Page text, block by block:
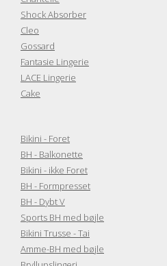
Shock Absorber
Cleo
Gossard
Fantasie Lingerie
LACE Lingerie
Cake
Bikini - Foret
BH - Balkonette
Bikini - ikke Foret
BH - Formpresset
BH - Dybt V
Sports BH med bøjle
Bikini Trusse - Tai
Amme-BH med bøjle